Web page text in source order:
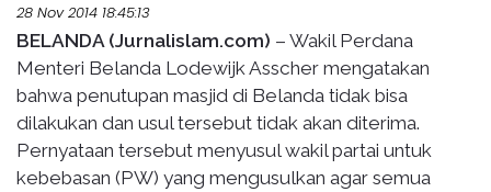
28 Nov 2014 18:45:13
BELANDA (Jurnalislam.com) – Wakil Perdana
Menteri Belanda Lodewijk Asscher mengatakan
bahwa penutupan masjid di Belanda tidak bisa
dilakukan dan usul tersebut tidak akan diterima.
Pernyataan tersebut menyusul wakil partai untuk
kebebasan (PW) yang mengusulkan agar semua